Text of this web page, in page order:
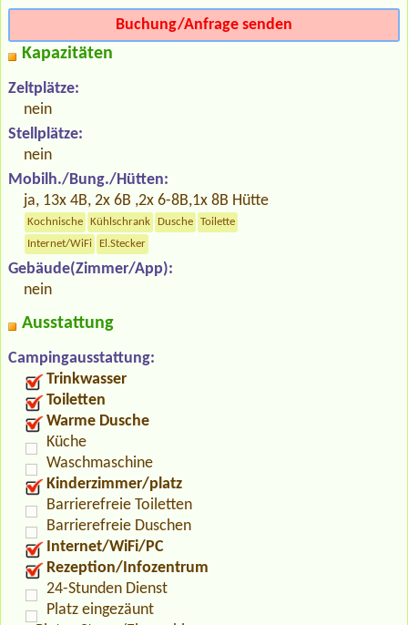
Buchung/Anfrage senden
Kapazitäten
Zeltplätze:
nein
Stellplätze:
nein
Mobilh./Bung./Hütten:
ja, 13x 4B, 2x 6B ,2x 6-8B,1x 8B Hütte
Kochnische Kühlschrank Dusche
Toilette
Internet/WiFi
El.Stecker
Gebäude(Zimmer/App):
nein
Ausstattung
Campingausstattung:
Trinkwasser
Toiletten
Warme Dusche
Küche
Waschmaschine
Kinderzimmer/platz
Barrierefreie Toiletten
Barrierefreie Duschen
Internet/WiFi/PC
Rezeption/Infozentrum
24-Stunden Dienst
Platz eingezäunt